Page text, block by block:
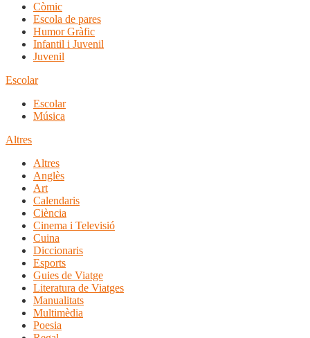
Còmic
Escola de pares
Humor Gràfic
Infantil i Juvenil
Juvenil
Escolar
Escolar
Música
Altres
Altres
Anglès
Art
Calendaris
Ciència
Cinema i Televisió
Cuina
Diccionaris
Esports
Guies de Viatge
Literatura de Viatges
Manualitats
Multimèdia
Poesia